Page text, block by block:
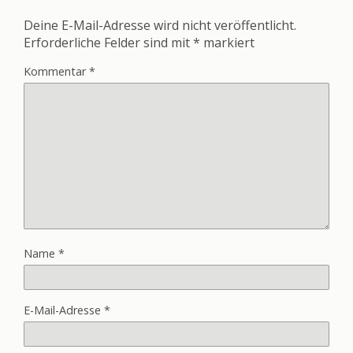
Deine E-Mail-Adresse wird nicht veröffentlicht.
Erforderliche Felder sind mit* markiert
Kommentar*
Name *
E-Mail-Adresse *